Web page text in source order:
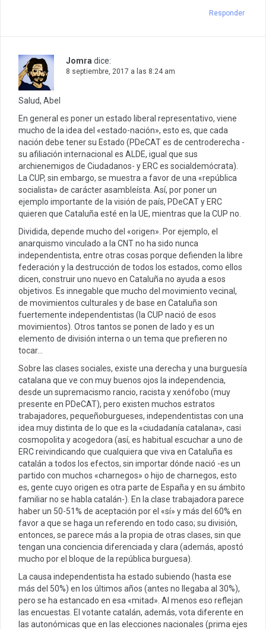
Responder
Jomra dice:
8 septiembre, 2017 a las 8:24 am
Salud, Abel
En general es poner un estado liberal representativo, viene
mucho de la idea del «estado-nación», esto es, que cada
nación debe tener su Estado (PDeCAT es de centroderecha -
su afiliación internacional es ALDE, igual que sus
archienemigos de Ciudadanos- y ERC es socialdemócrata).
La CUP, sin embargo, se muestra a favor de una «república
socialista» de carácter asambleísta. Así, por poner un
ejemplo importante de la visión de país, PDeCAT y ERC
quieren que Cataluña esté en la UE, mientras que la CUP no.
Dividida, depende mucho del «origen». Por ejemplo, el
anarquismo vinculado a la CNT no ha sido nunca
independentista, entre otras cosas porque defienden la libre
federación y la destrucción de todos los estados, como ellos
dicen, construir uno nuevo en Cataluña no ayuda a esos
objetivos. Es innegable que mucho del movimiento vecinal,
de movimientos culturales y de base en Cataluña son
fuertemente independentistas (la CUP nació de esos
movimientos). Otros tantos se ponen de lado y es un
elemento de división interna o un tema que prefieren no
tocar…
Sobre las clases sociales, existe una derecha y una burguesía
catalana que ve con muy buenos ojos la independencia,
desde un supremacismo rancio, racista y xenófobo (muy
presente en PDeCAT), pero existen muchos estratos
trabajadores, pequeñoburgueses, independentistas con una
idea muy distinta de lo que es la «ciudadanía catalana», casi
cosmopolita y acogedora (así, es habitual escuchar a uno de
ERC reivindicando que cualquiera que viva en Cataluña es
catalán a todos los efectos, sin importar dónde nació -es un
partido con muchos «charnegos» o hijo de charnegos, esto
es, gente cuyo origen es otra parte de España y en su ámbito
familiar no se habla catalán-). En la clase trabajadora parece
haber un 50-51% de aceptación por el «sí» y más del 60% en
favor a que se haga un referendo en todo caso; su división,
entonces, se parece más a la propia de otras clases, sin que
tengan una conciencia diferenciada y clara (además, apostó
mucho por el bloque de la república burguesa).
La causa independentista ha estado subiendo (hasta ese
más del 50%) en los últimos años (antes no llegaba al 30%),
pero se ha estancado en esa «mitad». Al menos eso reflejan
las encuestas. El votante catalán, además, vota diferente en
las autonómicas que en las elecciones nacionales (prima ejes